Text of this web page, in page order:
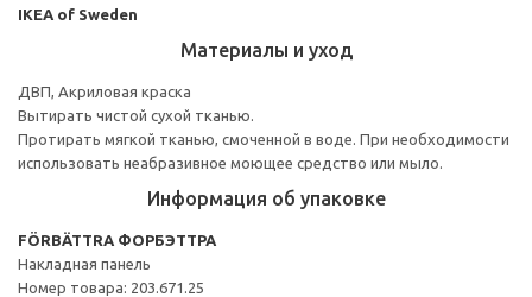
IKEA of Sweden
Материалы и уход
ДВП, Акриловая краска
Вытирать чистой сухой тканью.
Протирать мягкой тканью, смоченной в воде. При необходимости
использовать неабразивное моющее средство или мыло.
Информация об упаковке
FÖRBÄTTRA ФОРБЭТТРА
Накладная панель
Номер товара: 203.671.25